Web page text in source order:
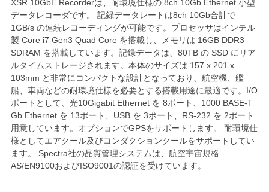
XSR 10GbE Recorderは、耐環境仕様の 8ch 10Gb Ethernet 小型
データレコーダです。 記録データレートは8ch 10Gb合計で
1GB/s の連続レコーディングが可能です。プロセッサはインテル
製 Core i7 Gen3 Quad Core を搭載し、メモリは 16GB DDR3
SDRAM を搭載しています。記録データは、80TB の SSD にリア
ルタイムストレージされます。本体のサイズは 157 x 201 x
103mm と非常にコンパクトな設計となっており、航空機、艦
船、車両などの耐環境仕様を必要とする搭載用途に最適です。I/O
ポートとして、光10Gigabit Ethernet を 8ポート、1000 BASE-T
Gb Ethernet を 13ポート、USB を 3ポート、RS-232 を 2ポート
用意しています。オプションでGPSをサポートします。 耐環境仕
様としてエアクール及びコンダクションクールをサポートしてい
ます。 Spectra社の品質管理システムは、航空宇宙規格
AS/EN9100およびISO9001の認証を受けています。